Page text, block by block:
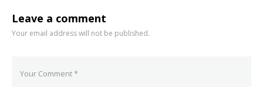
Leave a comment
Your email address will not be published.